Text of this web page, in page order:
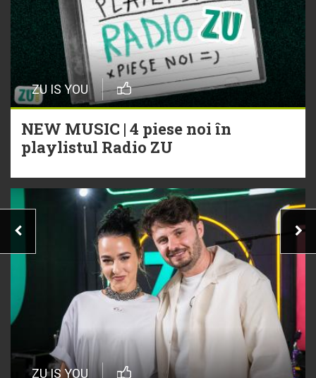
ZU IS YOU
NEW MUSIC | 4 piese noi în
playlistul Radio ZU
ZU IS YOU